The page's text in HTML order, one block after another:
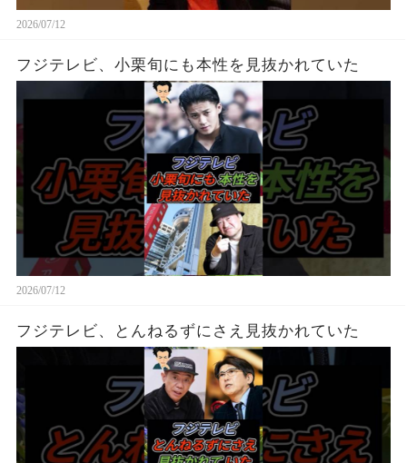
2026/07/12
フジテレビ、小栗旬にも本性を見抜かれていた
2026/07/12
フジテレビ、とんねるずにさえ見抜かれていた